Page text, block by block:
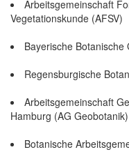
Arbeitsgemeinschaft
Vegetationskunde (AFSV)
Bayerische Botanische
Regensburgische
Arbeitsgemeinschaft
Hamburg (AG Geobotanik)
Botanische